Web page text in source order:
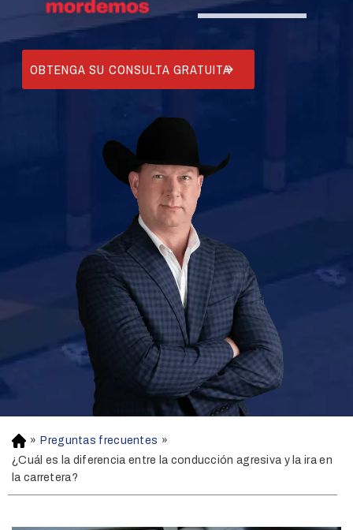
OBTENGA SU CONSULTA GRATUITA
H
o
m
e
» Preguntas frecuentes »
¿Cuál es la diferencia entre la conducción agresiva y la ira en
la carretera?